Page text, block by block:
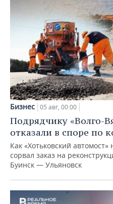
Бизнес 05 авг, 00:00
Подрядчику «Волго-
отказали в споре по
Как «Хотьковский автомост»
сорвал заказ на
Буинск — Ульяновск